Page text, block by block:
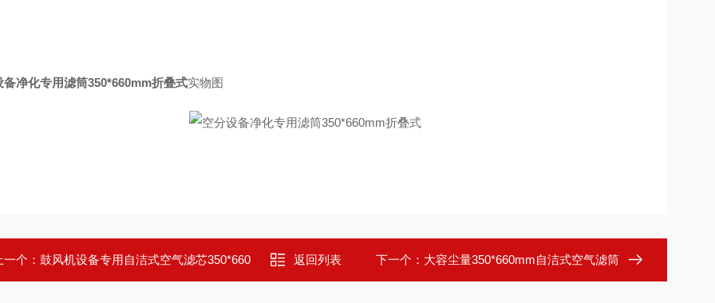
备净化专用滤筒350*660mm折叠式实物图
一个： 鼓风机设备专用自洁式空气滤芯350*660 返回列表 下一个： 大容尘量350*660mm自洁式空气滤筒